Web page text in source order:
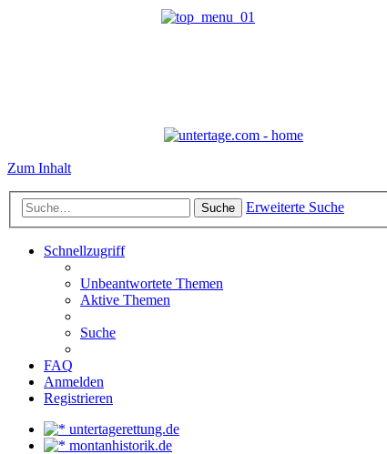
Zum Inhalt
Suche Erweiterte Suche
Schnellzugriff
Unbeantwortete Themen
Aktive Themen
Suche
FAQ
Anmelden
Registrieren
untertagerettung.de
montanhistorik.de